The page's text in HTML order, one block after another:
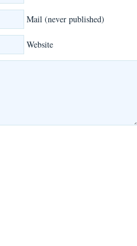
Mail (never published)
Website